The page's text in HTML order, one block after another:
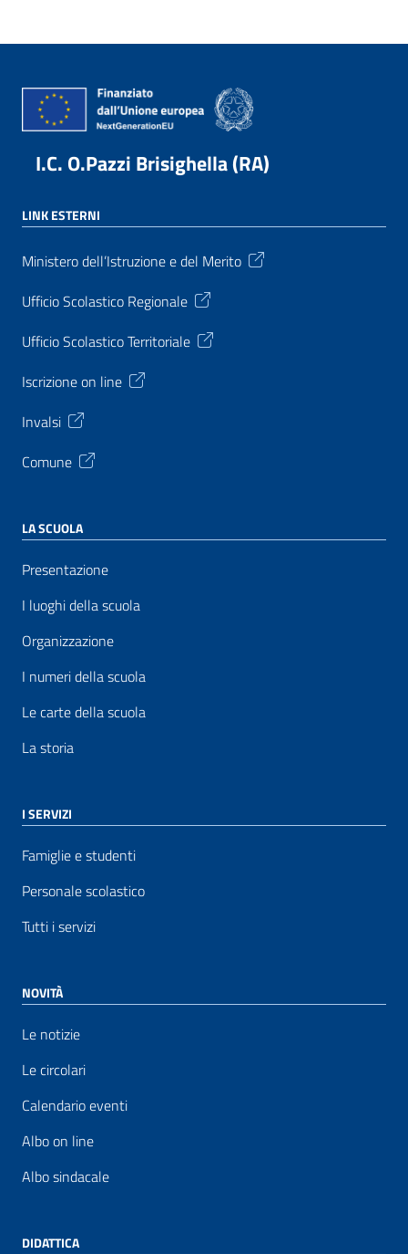
I.C. O.Pazzi Brisighella (RA)
LINK ESTERNI
Ministero dell’Istruzione e del Merito
Ufficio Scolastico Regionale
Ufficio Scolastico Territoriale
Iscrizione on line
Invalsi
Comune
LA SCUOLA
Presentazione
I luoghi della scuola
Organizzazione
I numeri della scuola
Le carte della scuola
La storia
I SERVIZI
Famiglie e studenti
Personale scolastico
Tutti i servizi
NOVITÀ
Le notizie
Le circolari
Calendario eventi
Albo on line
Albo sindacale
DIDATTICA